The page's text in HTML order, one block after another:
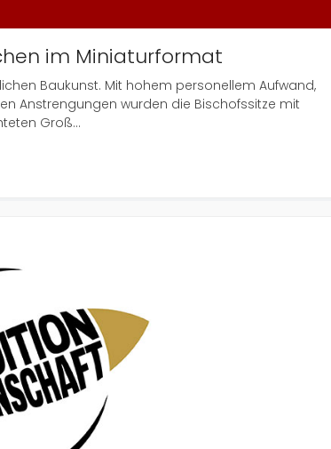
im Miniaturformat
Baukunst. Mit hohem personellem Aufwand,
Anstrengungen wurden die Bischofssitze mit
Groß...